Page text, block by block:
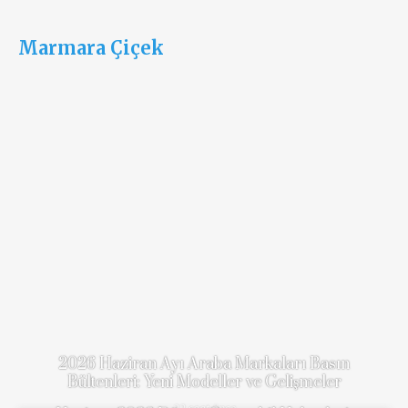
Marmara Çiçek
POSTS
2026 Haziran Ayı Araba Markaları Basın
Bültenleri: Yeni Modeller ve Gelişmeler